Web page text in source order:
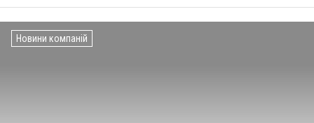
Новини компаній